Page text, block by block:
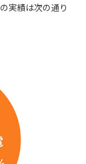
実績は次の通り